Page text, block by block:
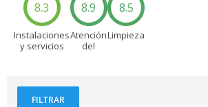
8.3
Instalaciones
y servicios
8.9
Atención
del
8.5
Limpieza
FILTRAR